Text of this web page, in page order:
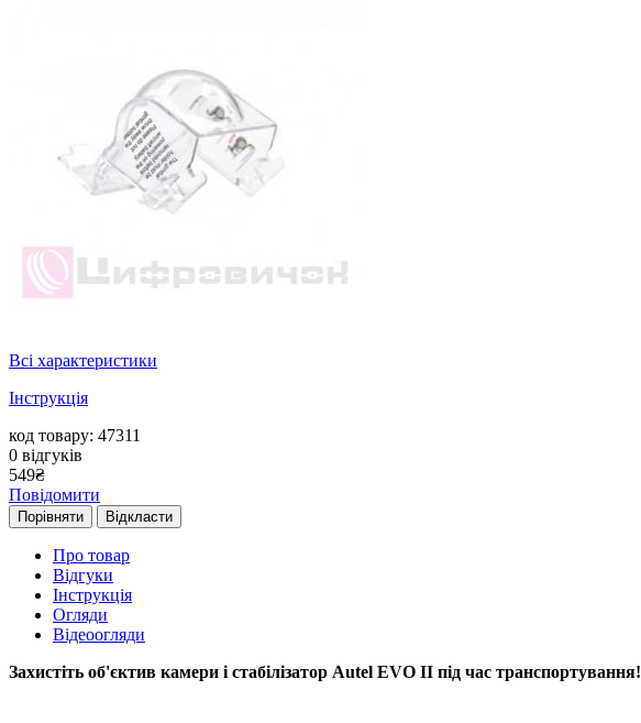
Всі характеристики
Інструкція
код товару: 47311
0 відгуків
549₴
Повідомити
Порівняти Відкласти
Про товар
Відгуки
Інструкція
Огляди
Відеоогляди
Захистіть об'єктив камери і стабілізатор Autel EVO II під час транспортування!